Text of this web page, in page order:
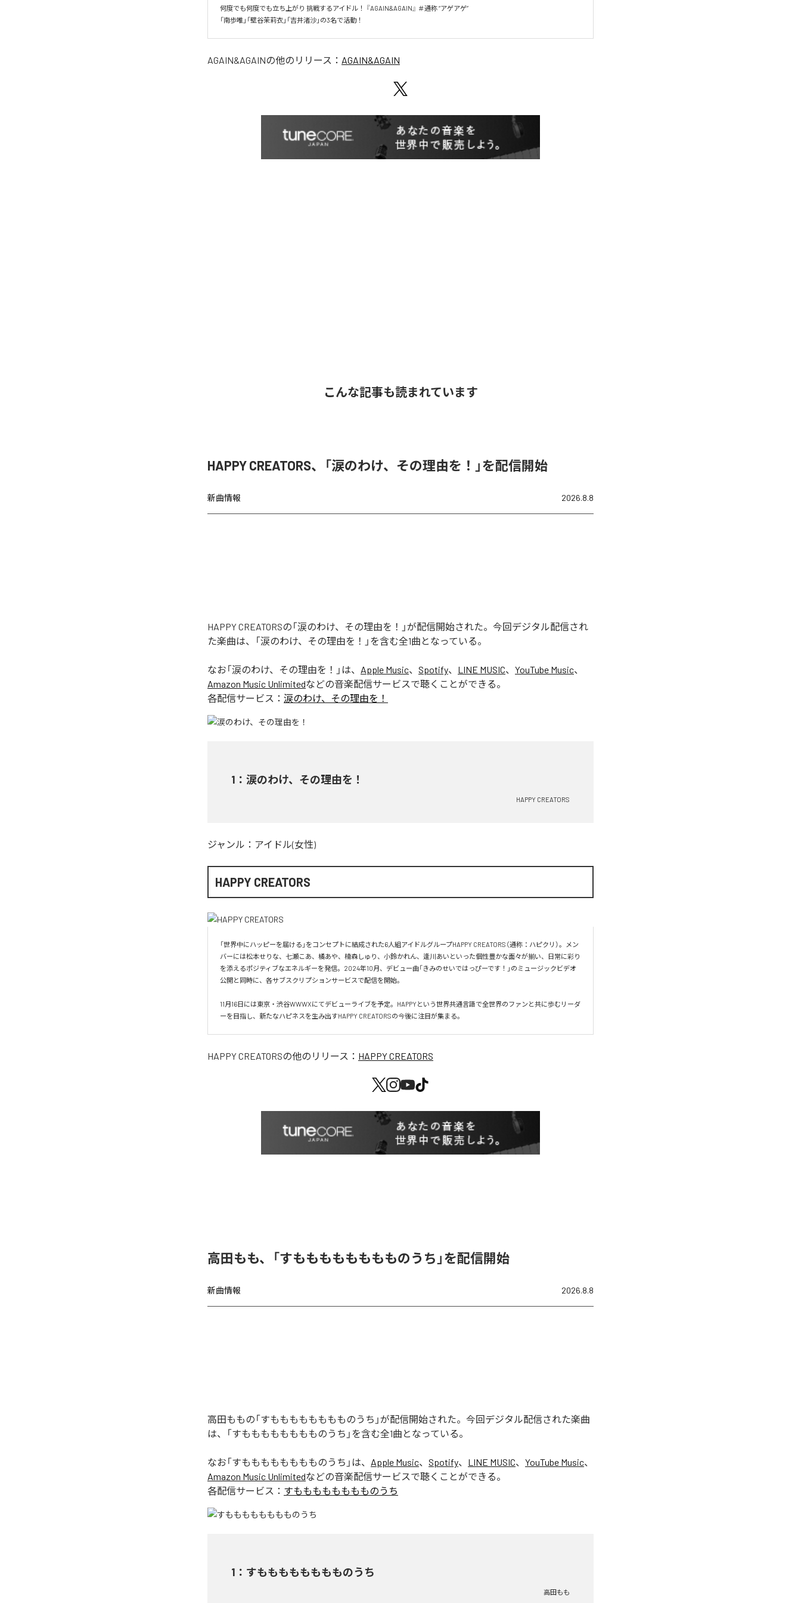
何度でも何度でも立ち上がり 挑戦するアイドル！ 『AGAIN&AGAIN』 ＃通称 “アゲアゲ”
「南歩唯」「壁谷茉莉衣」「吉井渚沙」の3名で活動！
AGAIN&AGAINの他のリリース： AGAIN&AGAIN
こんな記事も読まれています
HAPPY CREATORS、「涙のわけ、その理由を！」を配信開始
新曲情報 2026.8.8
HAPPY CREATORSの「涙のわけ、その理由を！」が配信開始された。今回デジタル配信され
た楽曲は、「涙のわけ、その理由を！」を含む全1曲となっている。
なお「涙のわけ、その理由を！ 」は、 Apple Music、 Spotify、 LINE MUSIC、 YouTube Music、
Amazon Music Unlimitedなどの音楽配信サービスで聴くことができる。
各配信サービス： 涙のわけ、その理由を！
1 ： 涙のわけ、その理由を！
HAPPY CREATORS
ジャンル： アイドル(女性)
HAPPY CREATORS
「世界中にハッピーを届ける」をコンセプトに結成された6人組アイドルグループHAPPY CREATORS（通称：ハピクリ）。メン
バーには松本せりな、七瀬こあ、橘あや、楠森しゅり、小鈴かれん、逢川あいといった個性豊かな面々が揃い、日常に彩り
を添えるポジティブなエネルギーを発信。2024年10月、デビュー曲「きみのせいではっぴーです！」のミュージックビデオ
公開と同時に、各サブスクリプションサービスで配信を開始。
11月16日には東京・渋谷WWWXにてデビューライブを予定。HAPPYという世界共通言語で全世界のファンと共に歩むリーダ
ーを目指し、新たなハピネスを生み出すHAPPY CREATORSの今後に注目が集まる。
HAPPY CREATORSの他のリリース： HAPPY CREATORS
高田もも、「すもももももももものうち」を配信開始
新曲情報 2026.8.8
高田ももの「すもももももももものうち」が配信開始された。今回デジタル配信された楽曲
は、「すもももももももものうち」を含む全1曲となっている。
なお「すもももももももものうち 」は、 Apple Music、 Spotify、 LINE MUSIC、 YouTube Music、
Amazon Music Unlimitedなどの音楽配信サービスで聴くことができる。
各配信サービス： すもももももももものうち
1 ： すもももももももものうち
高田もも